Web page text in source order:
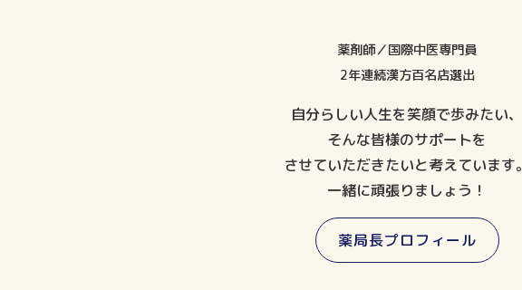
薬剤師／国際中医専門員
2年連続漢方百名店選出
自分らしい人生を笑顔で歩みたい、
そんな皆様のサポートを
させていただきたいと考えています。
一緒に頑張りましょう！
薬局長プロフィール